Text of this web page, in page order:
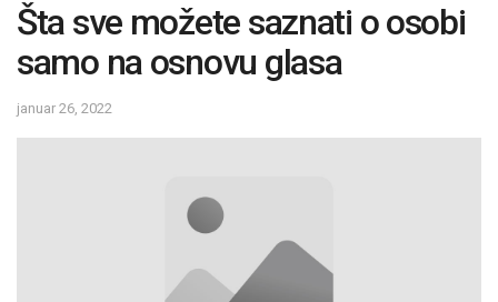
Šta sve možete saznati o osobi
samo na osnovu glasa
januar 26, 2022